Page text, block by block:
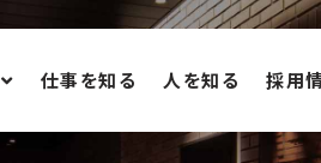
仕事を知る 人を知る 採用
募集要項